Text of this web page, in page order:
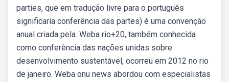
parties, que em tradução livre para o português
significaria conferência das partes) é uma convenção
anual criada pela. Weba rio+20, também conhecida
como conferência das nações unidas sobre
desenvolvimento sustentável, ocorreu em 2012 no rio
de janeiro. Weba onu news abordou com especialistas